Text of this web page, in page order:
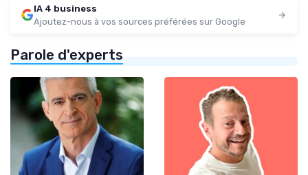
IA 4 business
Ajoutez-nous à vos sources préférées sur Google
Parole d'experts